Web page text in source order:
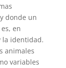
donde un
en
la identidad.
animales
variables